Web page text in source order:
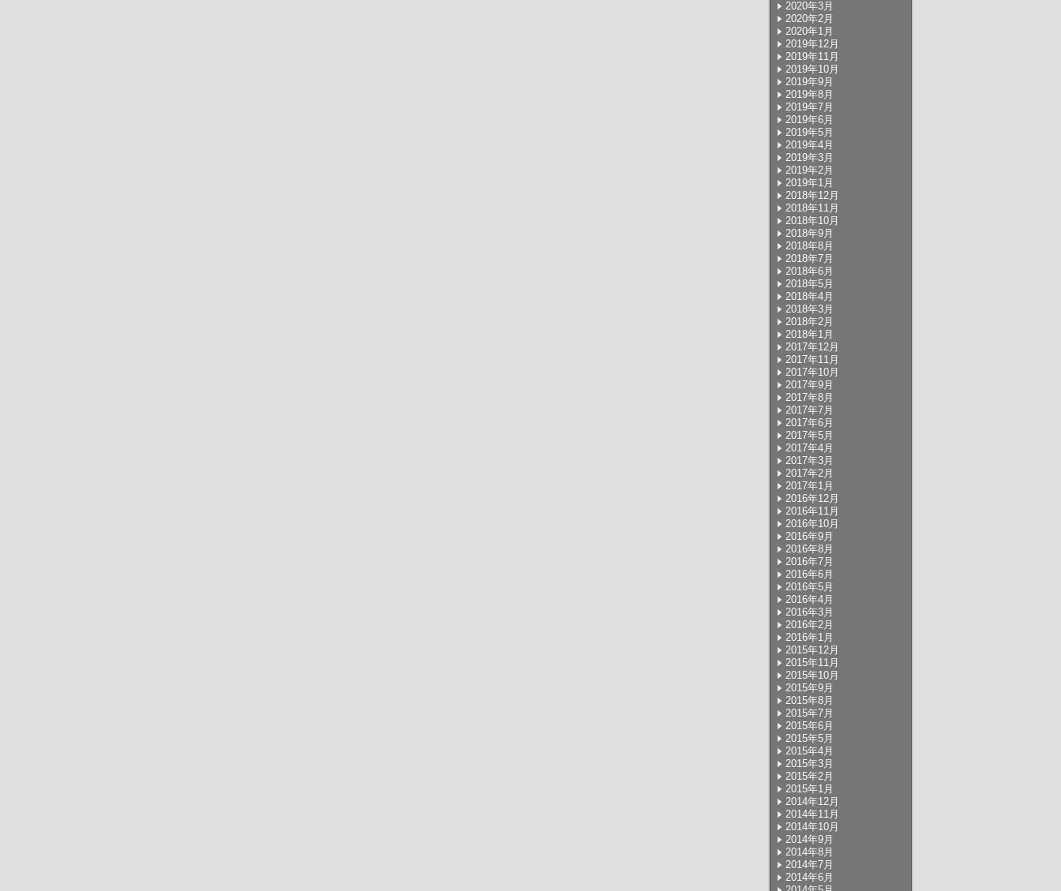
2020年3月
2020年2月
2020年1月
2019年12月
2019年11月
2019年10月
2019年9月
2019年8月
2019年7月
2019年6月
2019年5月
2019年4月
2019年3月
2019年2月
2019年1月
2018年12月
2018年11月
2018年10月
2018年9月
2018年8月
2018年7月
2018年6月
2018年5月
2018年4月
2018年3月
2018年2月
2018年1月
2017年12月
2017年11月
2017年10月
2017年9月
2017年8月
2017年7月
2017年6月
2017年5月
2017年4月
2017年3月
2017年2月
2017年1月
2016年12月
2016年11月
2016年10月
2016年9月
2016年8月
2016年7月
2016年6月
2016年5月
2016年4月
2016年3月
2016年2月
2016年1月
2015年12月
2015年11月
2015年10月
2015年9月
2015年8月
2015年7月
2015年6月
2015年5月
2015年4月
2015年3月
2015年2月
2015年1月
2014年12月
2014年11月
2014年10月
2014年9月
2014年8月
2014年7月
2014年6月